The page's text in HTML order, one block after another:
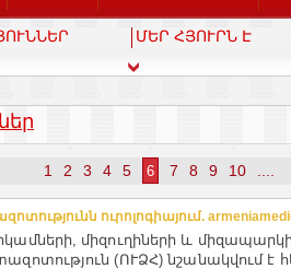
ՄԵՐ ՀՅՈՒՐՆ Է
1 2 3 4 5 6 7 8 9 10
ուրոլոգիայում.
միզուղիների և
(ՈՒՁՀ) նշանակվում է